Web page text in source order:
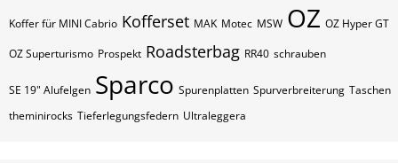
Koffer für MINI Cabrio Kofferset MAK Motec MSW OZ OZ Hyper GT
OZ Superturismo Prospekt Roadsterbag RR40 schrauben
SE 19" Alufelgen Sparco Spurenplatten Spurverbreiterung Taschen
theminirocks Tieferlegungsfedern Ultraleggera